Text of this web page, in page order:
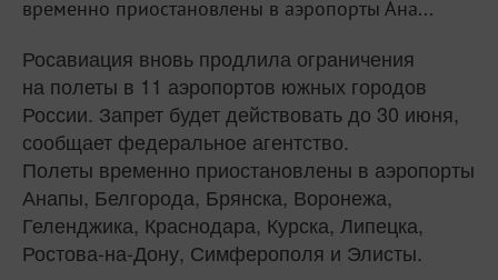
временно приостановлены в аэропорты Ана...
Росавиация вновь продлила ограничения
на полеты в 11 аэропортов южных городов
России. Запрет будет действовать до 30 июня,
сообщает федеральное агентство.
Полеты временно приостановлены в аэропорты
Анапы, Белгорода, Брянска, Воронежа,
Геленджика, Краснодара, Курска, Липецка,
Ростова-на-Дону, Симферополя и Элисты.